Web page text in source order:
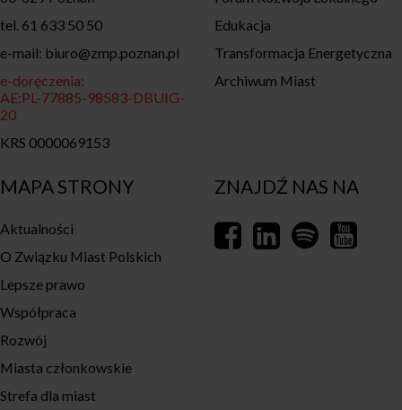
MAPA STRONY
Aktualności
O Związku Miast Polskich
Lepsze prawo
Współpraca
Rozwój
Miasta członkowskie
Strefa dla miast
tel. 61 633 50 50
e-mail: biuro@zmp.poznan.pl
e-doręczenia:
AE:PL-77885-98583-DBUIG-
20
KRS 0000069153
Edukacja
Transformacja Energetyczna
Archiwum Miast
ZNAJDŹ NAS NA